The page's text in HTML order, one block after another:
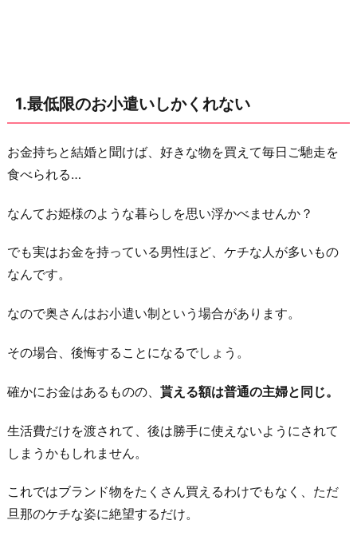
感
覚
が
違
3.
親
き
い
大
変
4.
那
が
1.最低限のお小遣いしかくれない
お金持ちと結婚と聞けば、好きな物を買えて毎日ご馳走を
食べられる…
なんてお姫様のような暮らしを思い浮かべませんか？
でも実はお金を持っている男性ほど、ケチな人が多いもの
なんです。
なので奥さんはお小遣い制という場合があります。
その場合、後悔することになるでしょう。
確かにお金はあるものの、 貰える額は普通の主婦と同じ。
生活費だけを渡されて、後は勝手に使えないようにされて
しまうかもしれません。
これではブランド物をたくさん買えるわけでもなく、ただ
旦那のケチな姿に絶望するだけ。